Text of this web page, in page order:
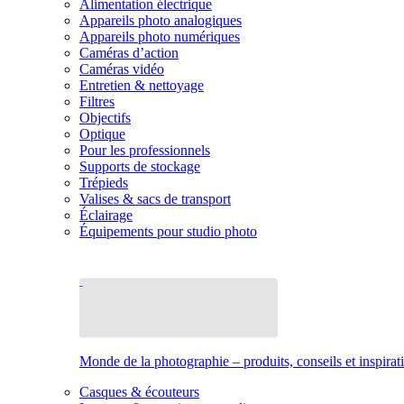
Alimentation électrique
Appareils photo analogiques
Appareils photo numériques
Caméras d’action
Caméras vidéo
Entretien & nettoyage
Filtres
Objectifs
Optique
Pour les professionnels
Supports de stockage
Trépieds
Valises & sacs de transport
Éclairage
Équipements pour studio photo
Monde de la photographie – produits, conseils et
Casques & écouteurs